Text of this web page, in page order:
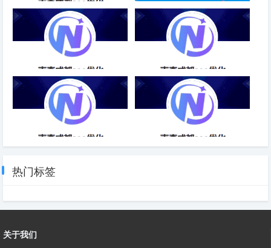
快速排名优化搜行者SEO-成都
SEO
SEO是什么意思：SEO基础知
识大全！
SEO网站排名优化中-成都SEO
创新SEO优化质量服务-成都
SEO
热门标签
关于我们